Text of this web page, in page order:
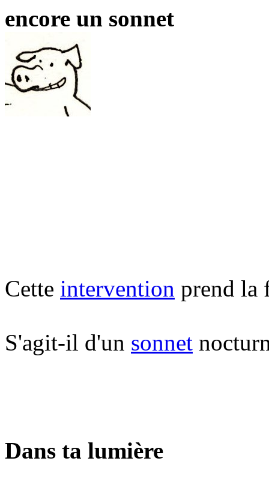
encore un sonnet
Cette intervention prend la
S'agit-il d'un sonnet
Dans ta lumière